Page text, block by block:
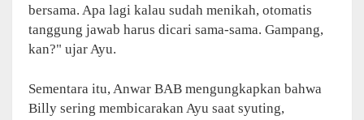
bersama. Apa lagi kalau sudah menikah, otomatis
tanggung jawab harus dicari sama-sama. Gampang,
kan?" ujar Ayu.
Sementara itu, Anwar BAB mengungkapkan bahwa
Billy sering membicarakan Ayu saat syuting,